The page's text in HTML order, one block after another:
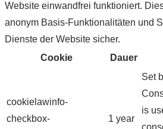
Website einwandfrei funktioniert.
anonym Basis-Funktionalitäten und
Dienste der Website sicher.
Cookie
Dauer
cookielawinfo-
checkbox-
1 year
Set
is